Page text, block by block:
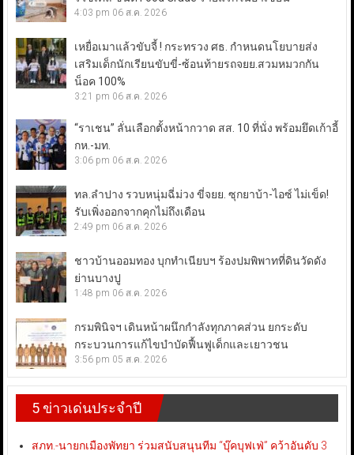
4:03 pm 06 ส.ค. 2026
เหยื่อเมาแล้วขับจี้ ! กระทรวง ศธ. กำหนดนโยบายส่ง
เสริมเด็กนักเรียนขับขี่-ซ้อนท้ายรถจยย.สวมหมวกกัน
น็อค 100%
3:21 pm 06 ส.ค. 2026
“ราเชน” ลั่นเลือกตั้งหน้ากวาด สส. 10 ที่นั่ง พร้อมยึดเก้าอี้
กห.-มท.
3:06 pm 06 ส.ค. 2026
ทล.ลำปาง รวบหนุ่มฉี่ม่วง ขี่จยย. ซุกยาบ้า-ไอซ์ ไม่เข็ด!
รับเพิ่งออกจากคุกไม่ถึงเดือน
2:49 pm 06 ส.ค. 2026
ชาวบ้านออมทอง บุกทำเนียบฯ ร้องปมพิพาทที่ดินวัดดัง
ย่านบางปู
1:48 pm 06 ส.ค. 2026
กรมพินิจฯ เดินหน้าผนึกกำลังทุกภาคส่วน ยกระดับ
กระบวนการแก้ไขบำบัดฟื้นฟูเด็กและเยาวชน
3:56 pm 05 ส.ค. 2026
5 ข่าวเด่นประจำปี
สภท.-นายกเมืองพัทยา ร่วมสนับสนุนทีม “บุ๊คบุฟเฟ่” คว้าอันดับ 3